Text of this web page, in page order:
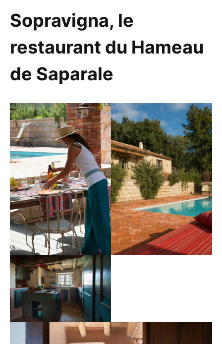
Sopravigna, le
restaurant du Hameau
de Saparale